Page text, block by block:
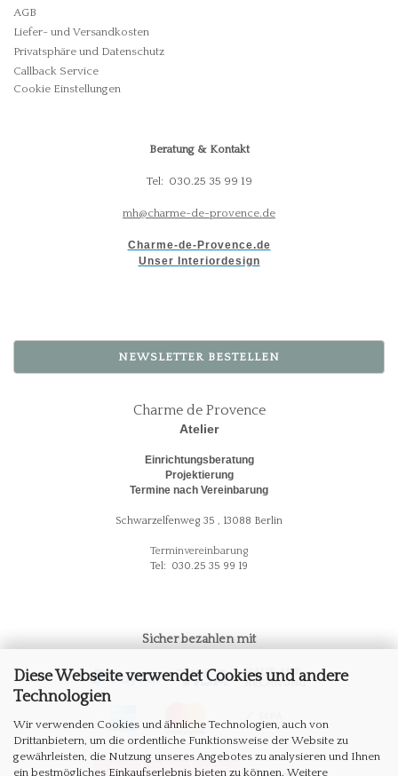
Diese Webseite verwendet Cookies und andere
Technologien
Wir verwenden Cookies und ähnliche Technologien, auch von
Drittanbietern, um die ordentliche Funktionsweise der Website zu
gewährleisten, die Nutzung unseres Angebotes zu analysieren und Ihnen
ein bestmögliches Einkaufserlebnis bieten zu können. Weitere
AGB
Liefer- und Versandkosten
Privatsphäre und Datenschutz
Callback Service
Cookie Einstellungen
Beratung & Kontakt
Tel: 030.25 35 99 19
mh@charme-de-provence.de
Charme-de-Provence.de
Unser Interiordesign
NEWSLETTER BESTELLEN
Charme de Provence
Atelier
Einrichtungsberatung
Projektierung
Termine nach Vereinbarung
Schwarzelfenweg 35 , 13088 Berlin
Terminvereinbarung
Tel: 030.25 35 99 19
Sicher bezahlen mit